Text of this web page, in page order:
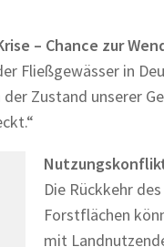
– Chance zur
Fließgewässer in
Zustand unserer
Die Rückkehr
Forstflächen
mit